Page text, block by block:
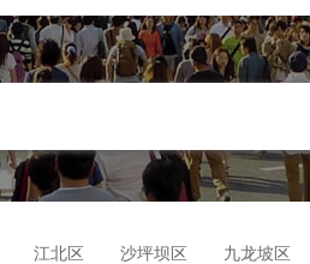
江北区 沙坪坝区 九龙坡区